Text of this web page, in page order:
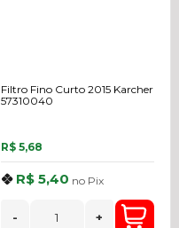
Filtro Fino Curto 2015 Karcher
57310040
R$ 5,68
R$ 5,40 no Pix
- +